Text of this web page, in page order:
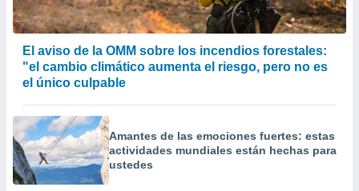
El aviso de la OMM sobre los incendios forestales:
"el cambio climático aumenta el riesgo, pero no es
el único culpable
Amantes de las emociones fuertes: estas
actividades mundiales están hechas para
ustedes